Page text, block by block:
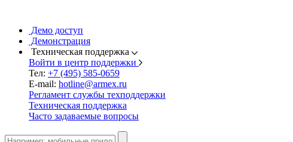
Демо доступ
Демонстрация
Техническая поддержка
Войти в центр поддержки
Тел: +7 (495) 585-0659
E-mail: hotline@armex.ru
Регламент службы техподдержки
Техническая поддержка
Часто задаваемые вопросы